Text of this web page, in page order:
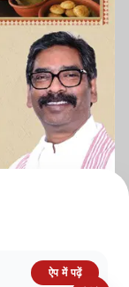
ऐप में पढ़ें